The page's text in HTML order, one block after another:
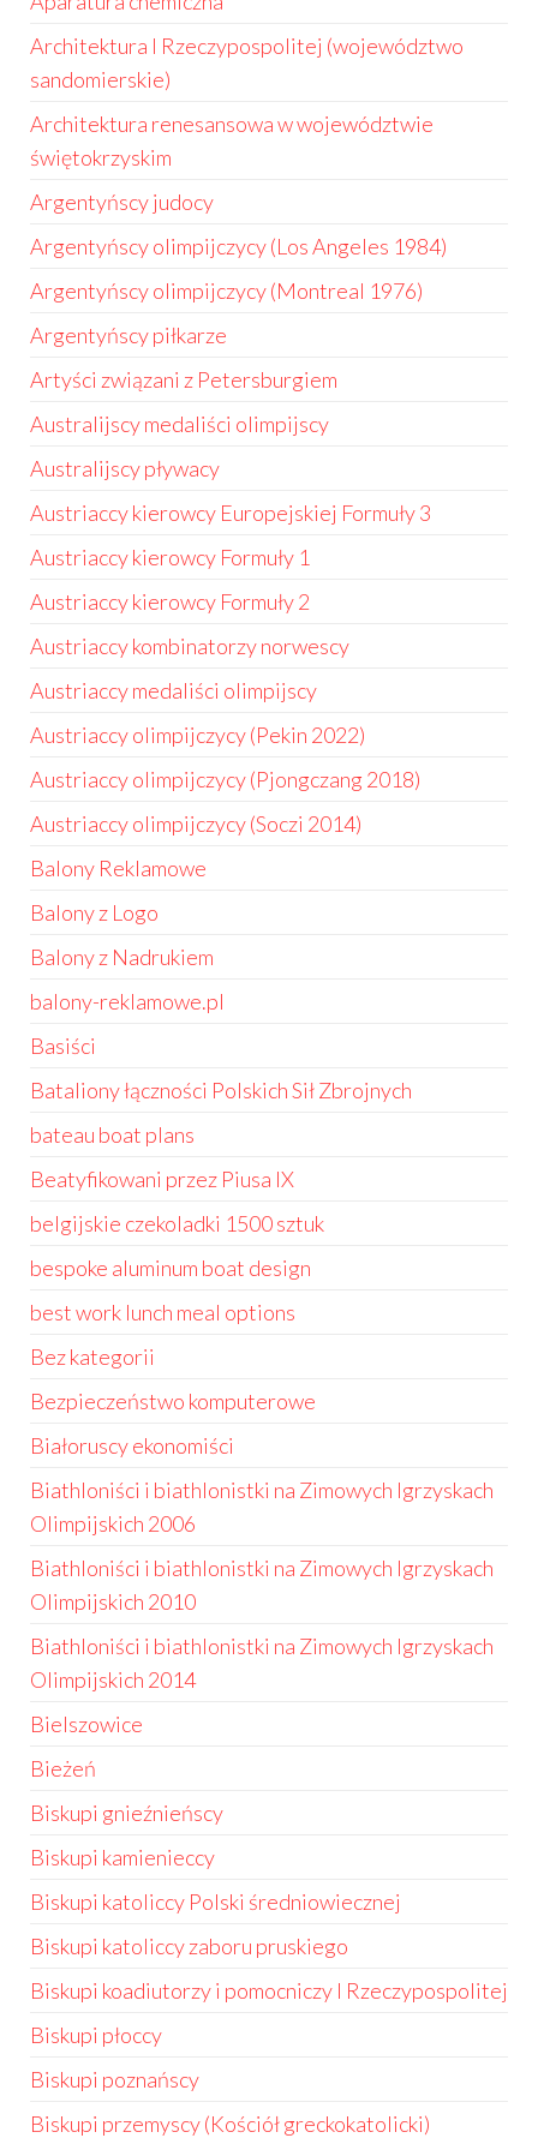
Architektura I Rzeczypospolitej (województwo
sandomierskie)
Architektura renesansowa w województwie
świętokrzyskim
Argentyńscy judocy
Argentyńscy olimpijczycy (Los Angeles 1984)
Argentyńscy olimpijczycy (Montreal 1976)
Argentyńscy piłkarze
Artyści związani z Petersburgiem
Australijscy medaliści olimpijscy
Australijscy pływacy
Austriaccy kierowcy Europejskiej Formuły 3
Austriaccy kierowcy Formuły 1
Austriaccy kierowcy Formuły 2
Austriaccy kombinatorzy norwescy
Austriaccy medaliści olimpijscy
Austriaccy olimpijczycy (Pekin 2022)
Austriaccy olimpijczycy (Pjongczang 2018)
Austriaccy olimpijczycy (Soczi 2014)
Balony Reklamowe
Balony z Logo
Balony z Nadrukiem
balony-reklamowe.pl
Basiści
Bataliony łączności Polskich Sił Zbrojnych
bateau boat plans
Beatyfikowani przez Piusa IX
belgijskie czekoladki 1500 sztuk
bespoke aluminum boat design
best work lunch meal options
Bez kategorii
Bezpieczeństwo komputerowe
Białoruscy ekonomiści
Biathloniści i biathlonistki na Zimowych Igrzyskach
Olimpijskich 2006
Biathloniści i biathlonistki na Zimowych Igrzyskach
Olimpijskich 2010
Biathloniści i biathlonistki na Zimowych Igrzyskach
Olimpijskich 2014
Bielszowice
Bieżeń
Biskupi gnieźnieńscy
Biskupi kamienieccy
Biskupi katoliccy Polski średniowiecznej
Biskupi katoliccy zaboru pruskiego
Biskupi koadiutorzy i pomocniczy I Rzeczypospolitej
Biskupi płoccy
Biskupi poznańscy
Biskupi przemyscy (Kościół greckokatolicki)